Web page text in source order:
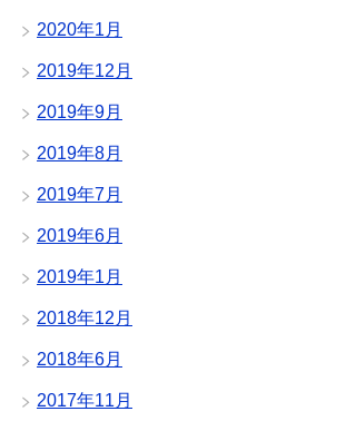
2020年1月
2019年12月
2019年9月
2019年8月
2019年7月
2019年6月
2019年1月
2018年12月
2018年6月
2017年11月